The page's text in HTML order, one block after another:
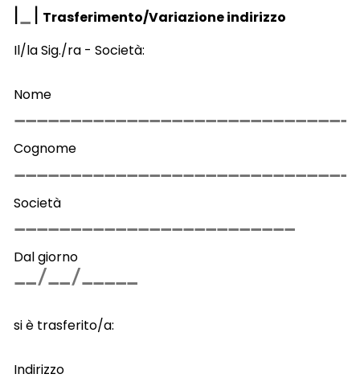
| | Trasferimento/Variazione indirizzo
Il/la Sig./ra - Società:
Nome
Cognome
Società
Dal giorno
si è trasferito/a:
Indirizzo